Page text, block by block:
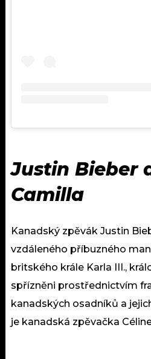
Justin Bieber
Camilla
Kanadský zpěvák Justin
vzdáleného příbuzného
britského krále Karla III.,
spřízněni prostřednictvím
kanadských osadníků a
je kanadská zpěvačka